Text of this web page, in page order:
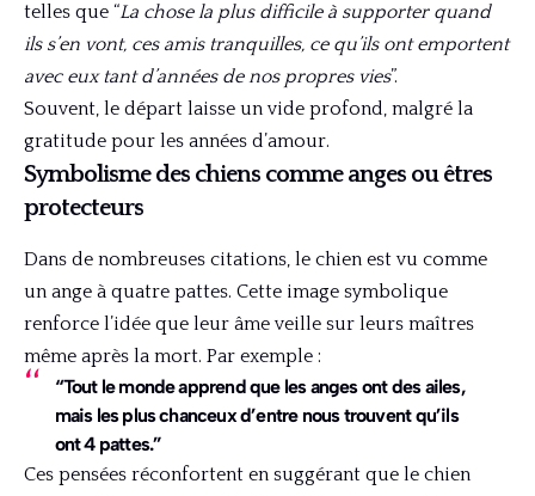
telles que “La chose la plus difficile à supporter quand
ils s’en vont, ces amis tranquilles, ce qu’ils ont emportent
avec eux tant d’années de nos propres vies”.
Souvent, le départ laisse un vide profond, malgré la
gratitude pour les années d’amour.
Symbolisme des chiens comme anges ou êtres
protecteurs
Dans de nombreuses citations, le chien est vu comme
un ange à quatre pattes. Cette image symbolique
renforce l’idée que leur âme veille sur leurs maîtres
même après la mort. Par exemple :
“Tout le monde apprend que les anges ont des ailes,
mais les plus chanceux d’entre nous trouvent qu’ils
ont 4 pattes.”
Ces pensées réconfortent en suggérant que le chien